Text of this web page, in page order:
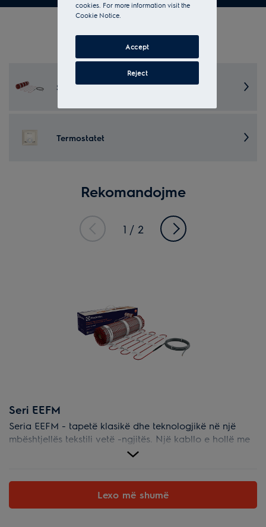
Zgjidh kategorinë
Shtrese për ngrohje dysheme
Termostatet
Rekomandojme
Seri EEFM
Seria EEFM - tapetë klasikë dhe teknologjikë në një
mbështjellës tekstili vetë -ngjitës. Një kabllo e hollë me
dy fije është thurur fort në bazën e tapetit, gjë që e
Lexo më shumë
1 / 2
cookies. For more information visit the
Cookie Notice.
Accept
Reject